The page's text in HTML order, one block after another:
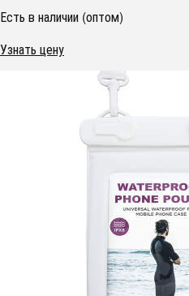
Есть в наличии (оптом)
Узнать цену